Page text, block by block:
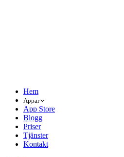
Hem
Appar
App Store
Blogg
Priser
Tjänster
Kontakt